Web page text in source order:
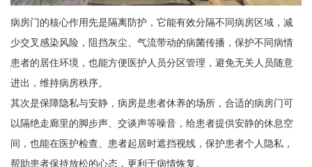
病房门的核心作用先是隔离防护，它能有效分隔不同病房区域，减
少交叉感染风险，阻挡灰尘、气流带动的病菌传播，保护不同病情
患者的居住环境，也能方便医护人员分区管理，避免无关人员随意
进出，维持病房秩序。
其次是保障隐私与安静，病房是患者休养的场所，合适的病房门可
以隔绝走廊里的脚步声、交谈声等噪音，给患者提供安静的休息空
间，也能在医护检查、患者起居时遮挡视线，保护患者个人隐私，
帮助患者保持放松的心态，更利于病情恢复。